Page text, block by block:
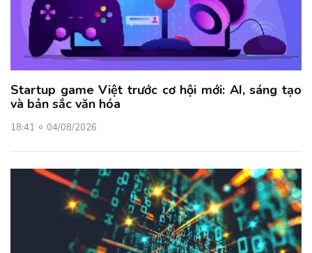
Startup game Việt trước cơ hội mới: AI, sáng tạo
và bản sắc văn hóa
18:41 04/08/2026